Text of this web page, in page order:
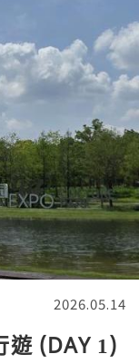
2026.05.14
遊 (DAY 1)